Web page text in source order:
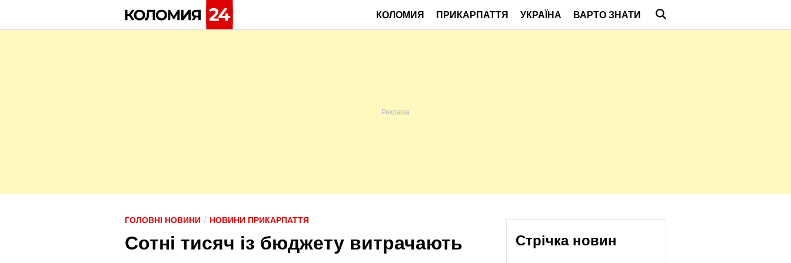
КОЛОМИЯ ПРИКАРПАТТЯ УКРАЇНА ВАРТО ЗНАТИ
P
o
s
ГОЛОВНІ НОВИНИ / НОВИНИ ПРИКАРПАТТЯ
Сотні тисяч із бюджету витрачають
Стрічка новин